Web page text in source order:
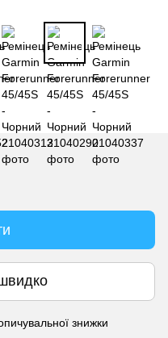
знижки